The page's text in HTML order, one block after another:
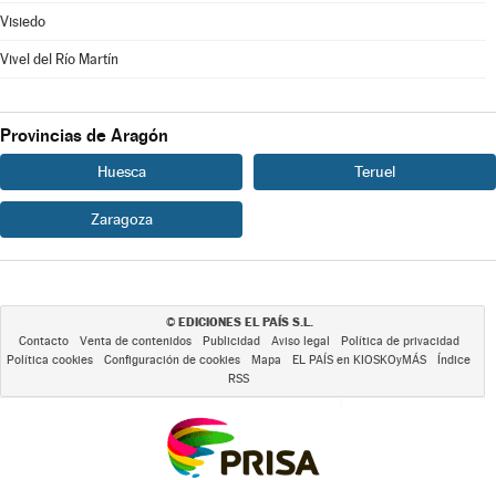
Visiedo
Vivel del Río Martín
Provincias de Aragón
Huesca Teruel
Zaragoza
© EDICIONES EL PAÍS S.L.
Contacto Venta de contenidos Publicidad Aviso legal
Política de privacidad
Política cookies
Configuración de cookies Mapa EL PAÍS en KIOSKOyMÁS
Índice
RSS